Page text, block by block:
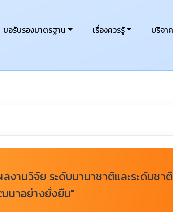
ขอรับรองมาตรฐาน เรื่องควรรู้ บริจาค
งานวิจัย ระดับนานาชาติและระดับชาติ
นาอย่างยั่งยืน"